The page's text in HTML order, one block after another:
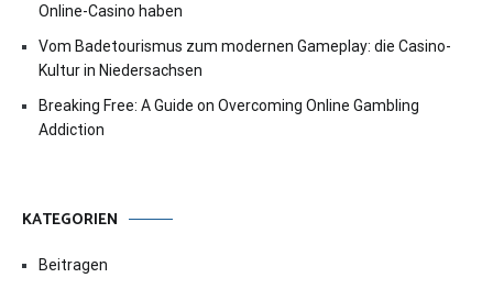
Online-Casino haben
Vom Badetourismus zum modernen Gameplay: die Casino-
Kultur in Niedersachsen
Breaking Free: A Guide on Overcoming Online Gambling
Addiction
KATEGORIEN
Beitragen